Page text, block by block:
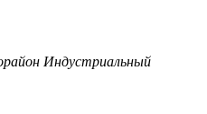
Индустриальный